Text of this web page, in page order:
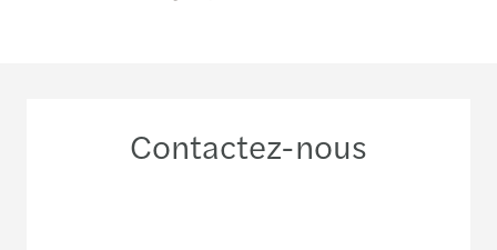
Contactez-nous